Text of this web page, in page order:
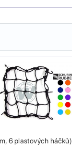
6 plastových háčků)